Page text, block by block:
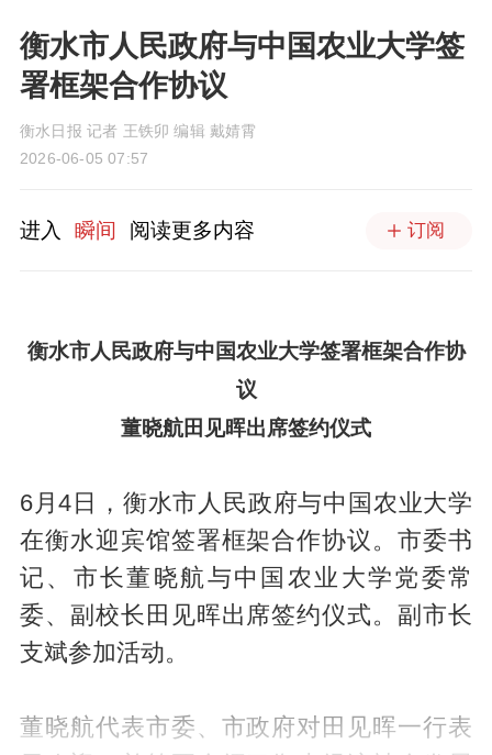
衡水市人民政府与中国农业大学签
署框架合作协议
衡水日报 记者 王铁卯 编辑 戴婧霄
2026-06-05 07:57
进入 瞬间 阅读更多内容 订阅
衡水市人民政府与中国农业大学签署框架合作协
议
董晓航田见晖出席签约仪式
6月4日，衡水市人民政府与中国农业大学
在衡水迎宾馆签署框架合作协议。市委书
记、市长董晓航与中国农业大学党委常
委、副校长田见晖出席签约仪式。副市长
支斌参加活动。
董晓航代表市委、市政府对田见晖一行表